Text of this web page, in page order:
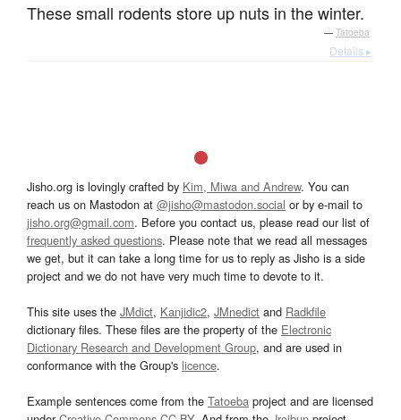
These small rodents store up nuts in the winter.
— Tatoeba
Details ▸
Jisho.org is lovingly crafted by Kim, Miwa and Andrew. You can
reach us on Mastodon at @jisho@mastodon.social or by e-mail to
jisho.org@gmail.com. Before you contact us, please read our list of
frequently asked questions. Please note that we read all messages
we get, but it can take a long time for us to reply as Jisho is a side
project and we do not have very much time to devote to it.
This site uses the JMdict, Kanjidic2, JMnedict and Radkfile
dictionary files. These files are the property of the Electronic
Dictionary Research and Development Group, and are used in
conformance with the Group's licence.
Example sentences come from the Tatoeba project and are licensed